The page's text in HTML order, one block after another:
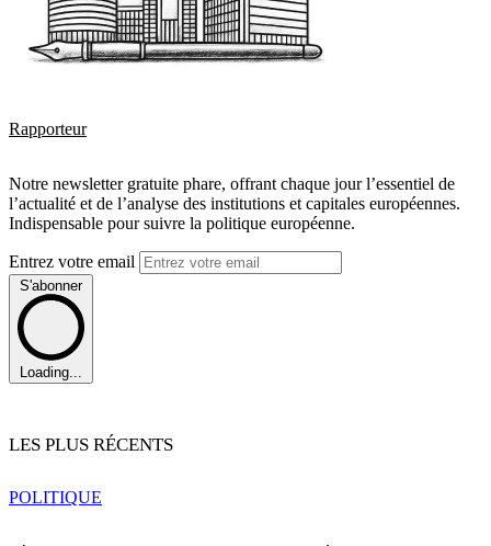
Rapporteur
Notre newsletter gratuite phare, offrant chaque jour l’essentiel de
l’actualité et de l’analyse des institutions et capitales européennes.
Indispensable pour suivre la politique européenne.
Entrez votre email
S'abonner
Loading...
LES PLUS RÉCENTS
POLITIQUE